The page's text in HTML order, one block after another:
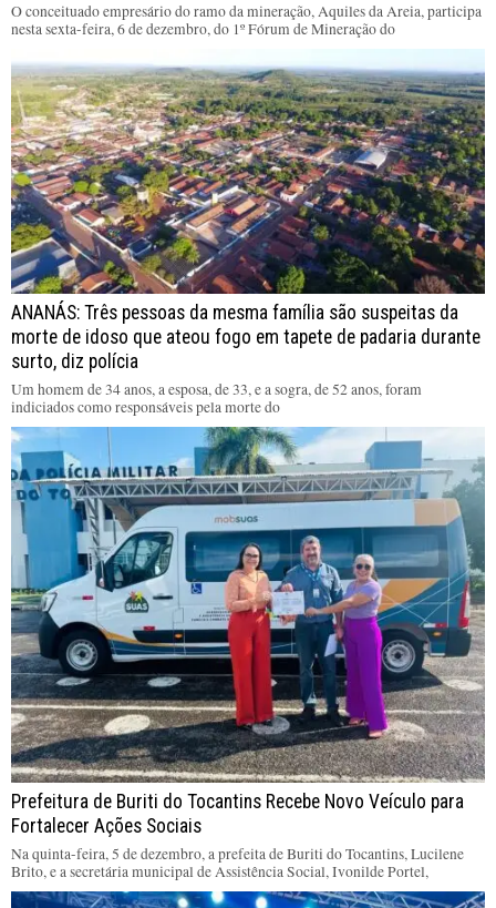
O conceituado empresário do ramo da mineração, Aquiles da Areia, participa
nesta sexta-feira, 6 de dezembro, do 1º Fórum de Mineração do
ANANÁS: Três pessoas da mesma família são suspeitas da
morte de idoso que ateou fogo em tapete de padaria durante
surto, diz polícia
Um homem de 34 anos, a esposa, de 33, e a sogra, de 52 anos, foram
indiciados como responsáveis pela morte do
Prefeitura de Buriti do Tocantins Recebe Novo Veículo para
Fortalecer Ações Sociais
Na quinta-feira, 5 de dezembro, a prefeita de Buriti do Tocantins, Lucilene
Brito, e a secretária municipal de Assistência Social, Ivonilde Portel,